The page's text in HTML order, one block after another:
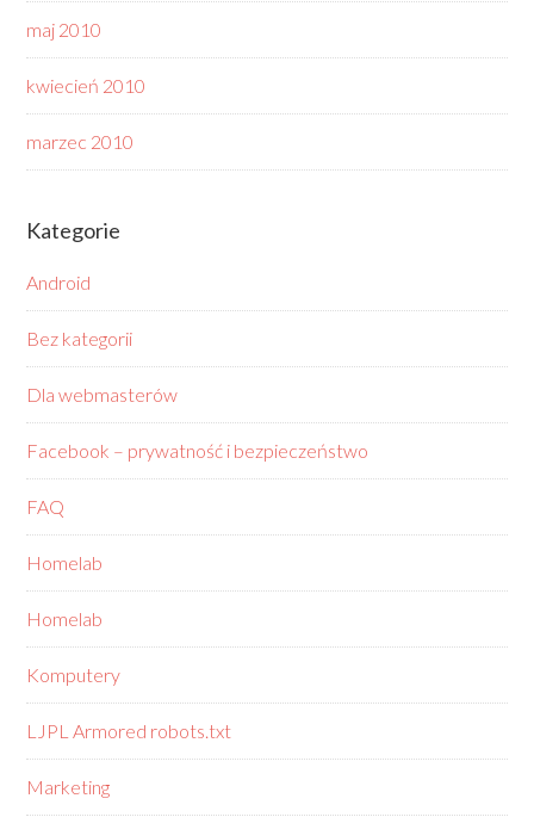
maj 2010
kwiecień 2010
marzec 2010
Kategorie
Android
Bez kategorii
Dla webmasterów
Facebook – prywatność i bezpieczeństwo
FAQ
Homelab
Homelab
Komputery
LJPL Armored robots.txt
Marketing